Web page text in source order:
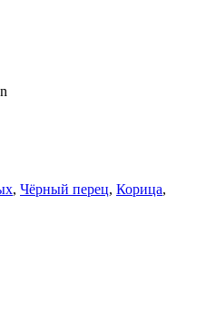
, Чёрный перец, Корица,